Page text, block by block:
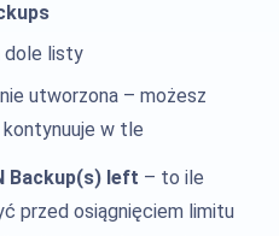
dole listy
utworzona – możesz
w tle
Backup(s) left – to ile
przed osiągnięciem limitu